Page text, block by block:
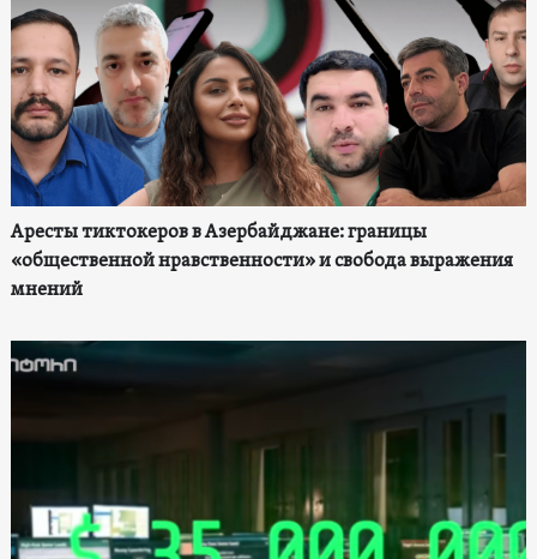
Аресты тиктокеров в Азербайджане: границы
«общественной нравственности» и свобода выражения
мнений